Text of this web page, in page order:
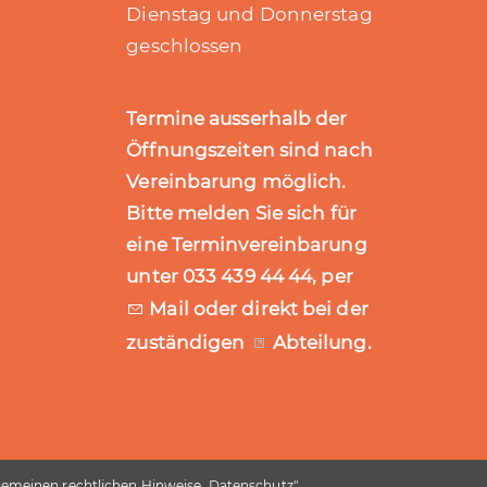
Dienstag und Donnerstag
geschlossen
Termine ausserhalb der
Öffnungszeiten sind nach
Vereinbarung möglich.
Bitte melden Sie sich für
eine Terminvereinbarung
unter 033 439 44 44, per
Mail oder direkt bei der
zuständigen
Abteilung.